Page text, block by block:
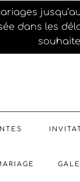
dans les